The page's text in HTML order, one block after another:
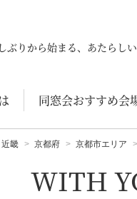
ぶりから始まる、あたらし
同窓会おすすめ会
近畿 京都府 京都市エリア
WITH